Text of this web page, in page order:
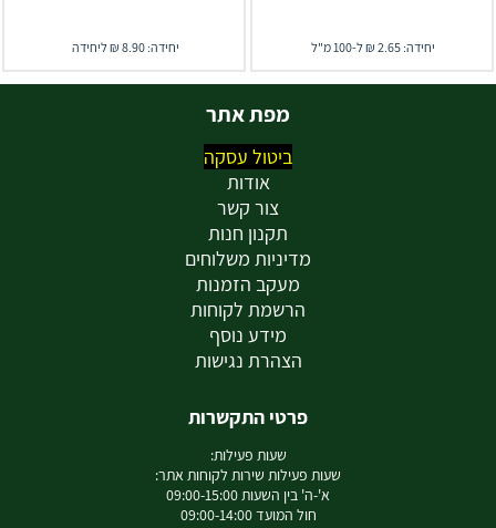
יחידה: 2.65 ₪ ל-100 מ"ל יחידה: 8.90 ₪ ליחידה
מפת אתר
ביטול עסקה
אודות
צור קשר
תקנון חנות
מדיניות משלוחים
מעקב הזמנות
הרשמת לקוחות
מידע נוסף
הצהרת נגישות
פרטי התקשרות
שעות פעילות:
שעות פעילות שירות לקוחות אתר:
א'-ה' בין השעות 09:00-15:00
חול המועד 09:00-14:00